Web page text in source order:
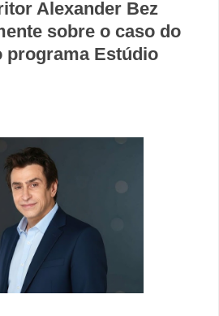
Alexander Bez
sobre o caso do
programa Estúdio